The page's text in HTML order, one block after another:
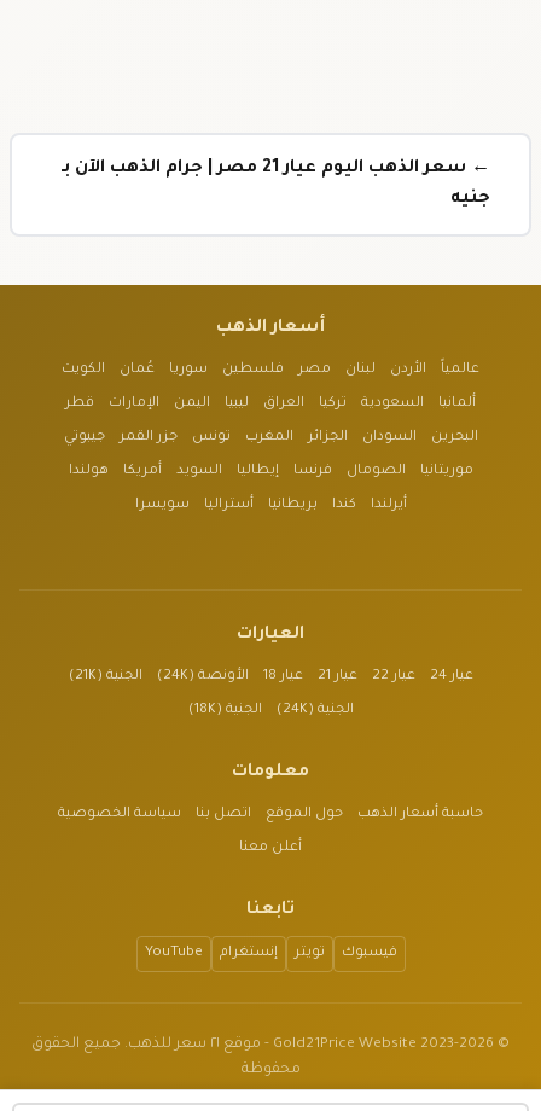
← سعر الذهب اليوم عيار 21 مصر | جرام الذهب الآن بـ
جنيه
أسعار الذهب
عالمياً الأردن لبنان مصر فلسطين سوريا عُمان الكويت
ألمانيا السعودية تركيا العراق ليبيا اليمن الإمارات قطر
البحرين السودان الجزائر المغرب تونس جزر القمر جيبوتي
موريتانيا الصومال فرنسا إيطاليا السويد أمريكا هولندا
أيرلندا كندا بريطانيا أستراليا سويسرا
العيارات
عيار 24 عيار 22 عيار 21 عيار 18 الأونصة (24K) الجنية (21K)
الجنية (24K) الجنية (18K)
معلومات
حاسبة أسعار الذهب حول الموقع اتصل بنا سياسة الخصوصية
أعلن معنا
تابعنا
فيسبوك تويتر إنستغرام YouTube
© 2023-2026 Gold21Price Website - موقع ٢١ سعر للذهب. جميع الحقوق
محفوظة
الموقع للأغراض الإعلامية فقط وليس نصيحة مالية.